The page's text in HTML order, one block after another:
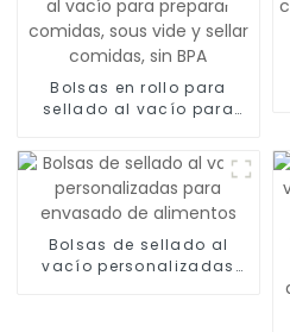
Bolsas en rollo para
sellado al vacío para
vide y sellar comidas,
sin BPA
Bolsas de sellado al
vacío personalizadas